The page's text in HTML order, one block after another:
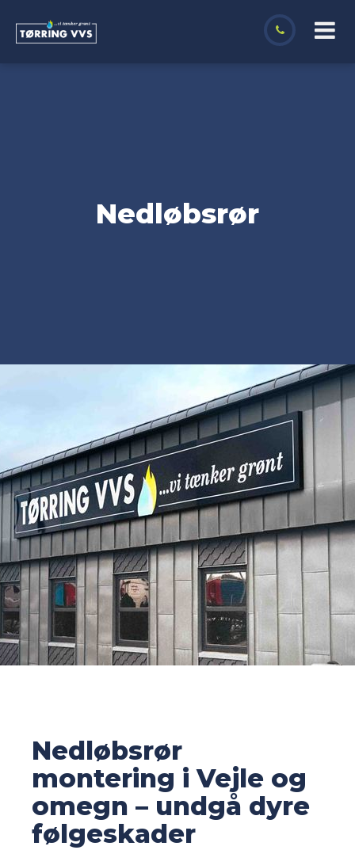
Nedløbsrør
Nedløbsrør
montering i Vejle og
omegn – undgå dyre
følgeskader